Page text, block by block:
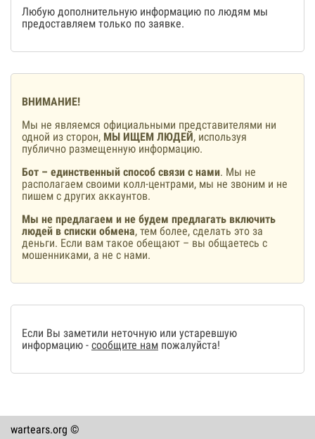
Любую дополнительную информацию по людям мы
предоставляем только по заявке.
ВНИМАНИЕ!
Мы не являемся официальными представителями ни
одной из сторон, МЫ ИЩЕМ ЛЮДЕЙ, используя
публично размещенную информацию.
Бот – единственный способ связи с нами. Мы не
располагаем своими колл-центрами, мы не звоним и не
пишем с других аккаунтов.
Мы не предлагаем и не будем предлагать включить
людей в списки обмена, тем более, сделать это за
деньги. Если вам такое обещают – вы общаетесь с
мошенниками, а не с нами.
Если Вы заметили неточную или устаревшую
информацию - сообщите нам пожалуйста!
wartears.org ©